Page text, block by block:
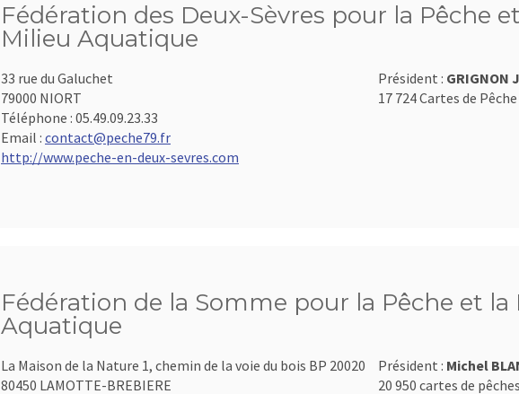
Fédération des Deux-Sèvres pour la Pêche
Milieu Aquatique
33 rue du Galuchet
79000 NIORT
Téléphone : 05.49.09.23.33
Email : contact@peche79.fr
http://www.peche-en-deux-sevres.com
Président : GRIGNON
17 724 Cartes de Pêche
Fédération de la Somme pour la Pêche et
Aquatique
La Maison de la Nature 1, chemin de la voie du bois BP 20020
80450 LAMOTTE-BREBIERE
Président : Michel
20 950 cartes de